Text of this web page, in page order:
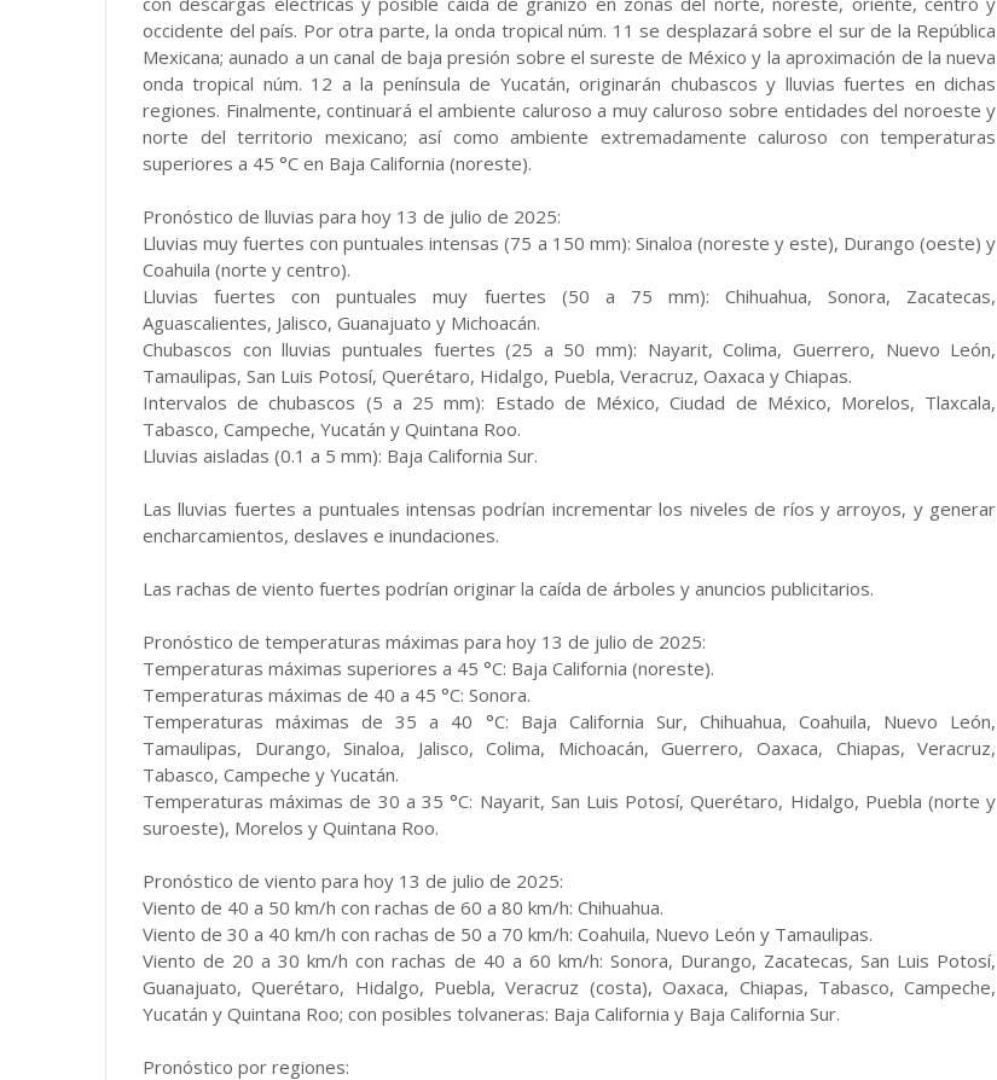
occidente del país. Por otra parte, la onda tropical núm. 11 se desplazará sobre el sur de la República
Mexicana; aunado a un canal de baja presión sobre el sureste de México y la aproximación de la nueva
onda tropical núm. 12 a la península de Yucatán, originarán chubascos y lluvias fuertes en dichas
regiones. Finalmente, continuará el ambiente caluroso a muy caluroso sobre entidades del noroeste y
norte del territorio mexicano; así como ambiente extremadamente caluroso con temperaturas
superiores a 45 °C en Baja California (noreste).
Pronóstico de lluvias para hoy 13 de julio de 2025:
Lluvias muy fuertes con puntuales intensas (75 a 150 mm): Sinaloa (noreste y este), Durango (oeste) y
Coahuila (norte y centro).
Lluvias fuertes con puntuales muy fuertes (50 a 75 mm): Chihuahua, Sonora, Zacatecas,
Aguascalientes, Jalisco, Guanajuato y Michoacán.
Chubascos con lluvias puntuales fuertes (25 a 50 mm): Nayarit, Colima, Guerrero, Nuevo León,
Tamaulipas, San Luis Potosí, Querétaro, Hidalgo, Puebla, Veracruz, Oaxaca y Chiapas.
Intervalos de chubascos (5 a 25 mm): Estado de México, Ciudad de México, Morelos, Tlaxcala,
Tabasco, Campeche, Yucatán y Quintana Roo.
Lluvias aisladas (0.1 a 5 mm): Baja California Sur.
Las lluvias fuertes a puntuales intensas podrían incrementar los niveles de ríos y arroyos, y generar
encharcamientos, deslaves e inundaciones.
Las rachas de viento fuertes podrían originar la caída de árboles y anuncios publicitarios.
Pronóstico de temperaturas máximas para hoy 13 de julio de 2025:
Temperaturas máximas superiores a 45 °C: Baja California (noreste).
Temperaturas máximas de 40 a 45 °C: Sonora.
Temperaturas máximas de 35 a 40 °C: Baja California Sur, Chihuahua, Coahuila, Nuevo León,
Tamaulipas, Durango, Sinaloa, Jalisco, Colima, Michoacán, Guerrero, Oaxaca, Chiapas, Veracruz,
Tabasco, Campeche y Yucatán.
Temperaturas máximas de 30 a 35 °C: Nayarit, San Luis Potosí, Querétaro, Hidalgo, Puebla (norte y
suroeste), Morelos y Quintana Roo.
Pronóstico de viento para hoy 13 de julio de 2025:
Viento de 40 a 50 km/h con rachas de 60 a 80 km/h: Chihuahua.
Viento de 30 a 40 km/h con rachas de 50 a 70 km/h: Coahuila, Nuevo León y Tamaulipas.
Viento de 20 a 30 km/h con rachas de 40 a 60 km/h: Sonora, Durango, Zacatecas, San Luis Potosí,
Guanajuato, Querétaro, Hidalgo, Puebla, Veracruz (costa), Oaxaca, Chiapas, Tabasco, Campeche,
Yucatán y Quintana Roo; con posibles tolvaneras: Baja California y Baja California Sur.
Pronóstico por regiones: